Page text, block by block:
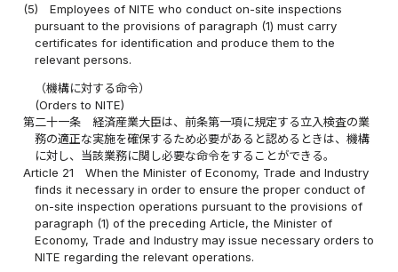
(5)
Employees of NITE who conduct on-site inspections
pursuant to the provisions of paragraph (1) must carry
certificates for identification and produce them to the
relevant persons.
（機構に対する命令）
(Orders to NITE)
第二十一条
経済産業大臣は、前条第一項に規定する立入検査の業
務の適正な実施を確保するため必要があると認めるときは、機構
に対し、当該業務に関し必要な命令をすることができる。
Article 21
When the Minister of Economy, Trade and Industry
finds it necessary in order to ensure the proper conduct of
on-site inspection operations pursuant to the provisions of
paragraph (1) of the preceding Article, the Minister of
Economy, Trade and Industry may issue necessary orders to
NITE regarding the relevant operations.